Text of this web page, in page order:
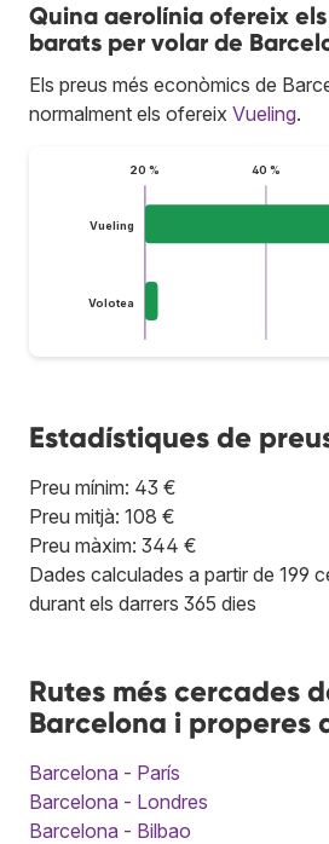
Quina aerolínia ofereix
barats per volar de
Els preus més econòmics de
normalment els ofereix Vueling.
20 % 40 %
Vueling
Volotea
Estadístiques de
Preu mínim: 43 €
Preu mitjà: 108 €
Preu màxim: 344 €
Dades calculades a partir de 199
durant els darrers 365 dies
Rutes més cercades
Barcelona i properes
Barcelona - París
Barcelona - Londres
Barcelona - Bilbao